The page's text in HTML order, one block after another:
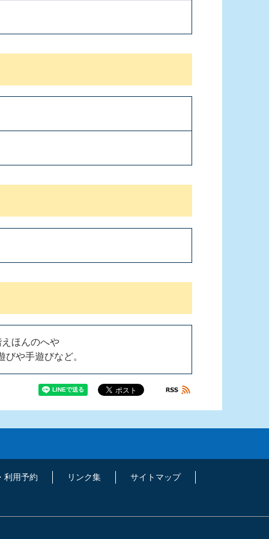
ほんのへや
や手遊びなど。
利用予約 リンク集 サイトマップ